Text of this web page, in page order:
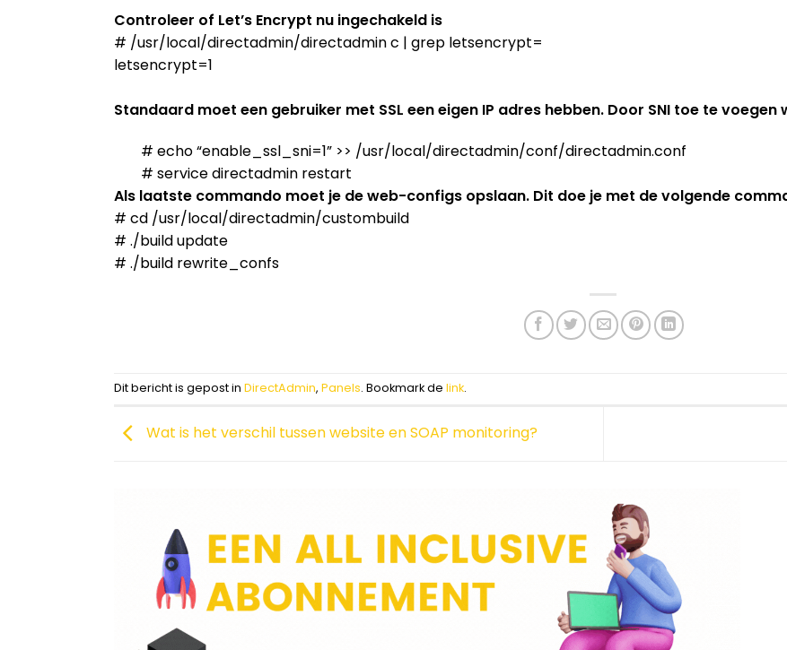
Controleer of Let’s Encrypt nu ingechakeld is
# /usr/local/directadmin/directadmin c | grep letsencrypt=
letsencrypt=1
Standaard moet een gebruiker met SSL een eigen IP adres hebben. Door SNI toe te
# echo “enable_ssl_sni=1” >> /usr/local/directadmin/conf/directadmin.conf
# service directadmin restart
Als laatste commando moet je de web-configs opslaan. Dit doe je met de volgende
# cd /usr/local/directadmin/custombuild
# ./build update
# ./build rewrite_confs
Dit bericht is gepost in DirectAdmin, Panels. Bookmark de link.
Wat is het verschil tussen website en SOAP monitoring?